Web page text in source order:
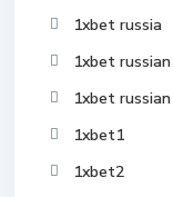
1xbet russia
1xbet russian
1xbet
1xbet1
1xbet2